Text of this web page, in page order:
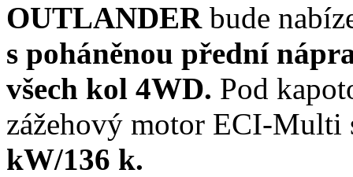
OUTLANDER bude
s poháněnou přední
všech kol 4WD. Pod
zážehový motor ECI-
kW/136 k.